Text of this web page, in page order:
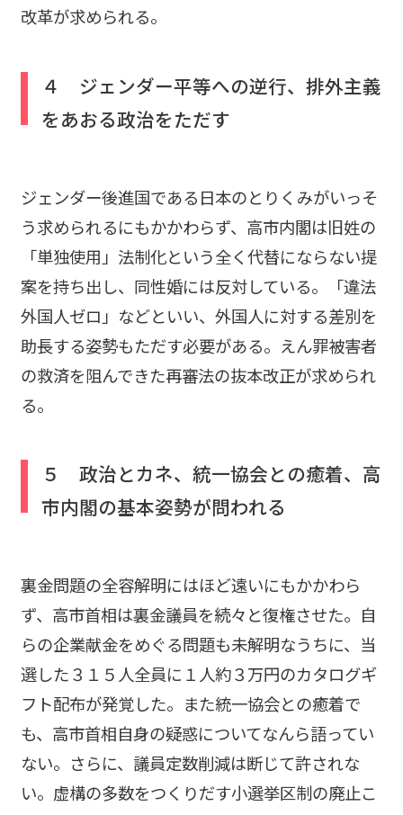
改革が求められる。
４ ジェンダー平等への逆行、排外主義
をあおる政治をただす
ジェンダー後進国である日本のとりくみがいっそ
う求められるにもかかわらず、高市内閣は旧姓の
「単独使用」法制化という全く代替にならない提
案を持ち出し、同性婚には反対している。「違法
外国人ゼロ」などといい、外国人に対する差別を
助長する姿勢もただす必要がある。えん罪被害者
の救済を阻んできた再審法の抜本改正が求められ
る。
５ 政治とカネ、統一協会との癒着、高
市内閣の基本姿勢が問われる
裏金問題の全容解明にはほど遠いにもかかわら
ず、高市首相は裏金議員を続々と復権させた。自
らの企業献金をめぐる問題も未解明なうちに、当
選した３１５人全員に１人約３万円のカタログギ
フト配布が発覚した。また統一協会との癒着で
も、高市首相自身の疑惑についてなんら語ってい
ない。さらに、議員定数削減は断じて許されな
い。虚構の多数をつくりだす小選挙区制の廃止こ